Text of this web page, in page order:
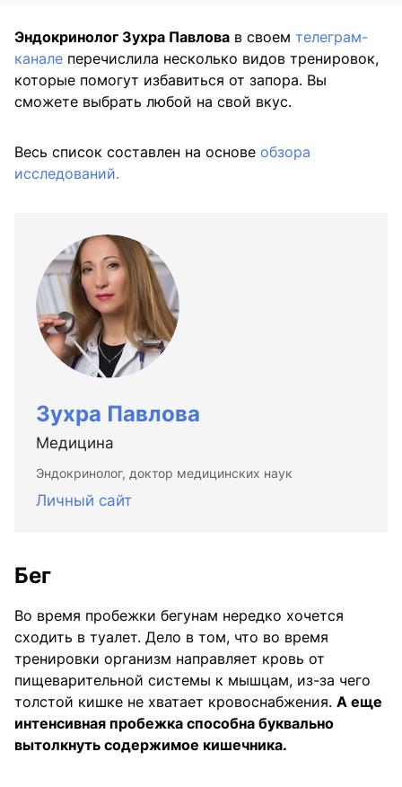
Эндокринолог Зухра Павлова в своем телеграм-
канале перечислила несколько видов тренировок,
которые помогут избавиться от запора. Вы
сможете выбрать любой на свой вкус.
Весь список составлен на основе обзора
исследований.
Зухра Павлова
Медицина
Эндокринолог, доктор медицинских наук
Личный сайт
Бег
Во время пробежки бегунам нередко хочется
сходить в туалет. Дело в том, что во время
тренировки организм направляет кровь от
пищеварительной системы к мышцам, из-за чего
толстой кишке не хватает кровоснабжения. А еще
интенсивная пробежка способна буквально
вытолкнуть содержимое кишечника.